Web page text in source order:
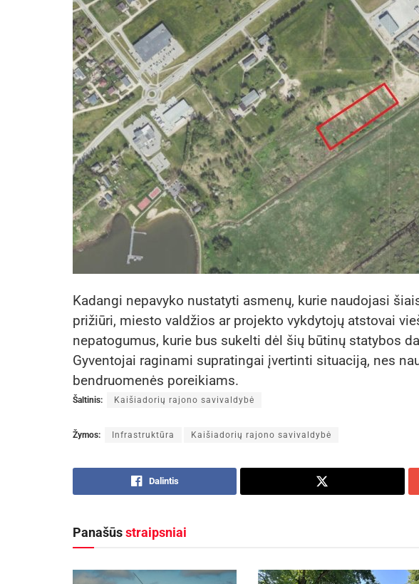
Kadangi nepavyko nustatyti asmenų, kurie naudojasi
prižiūri, miesto valdžios ar projekto vykdytojų atstovai
nepatogumus, kurie bus sukelti dėl šių būtinų statybos
Gyventojai raginami supratingai įvertinti situaciją, nes
bendruomenės poreikiams.
Šaltinis: Kaišiadorių rajono savivaldybė
Žymos: Infrastruktūra Kaišiadorių rajono savivaldybė
Dalintis
Panašūsstraipsniai